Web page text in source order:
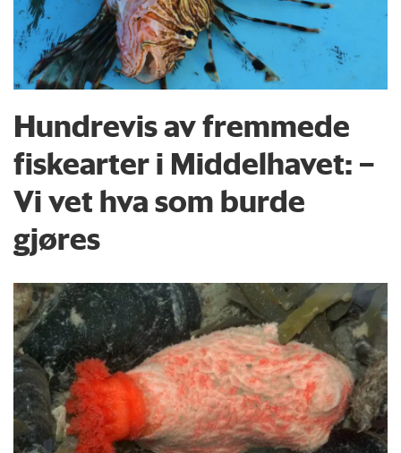
Hundrevis av fremmede
fiskearter i Middelhavet: –
Vi vet hva som burde
gjøres